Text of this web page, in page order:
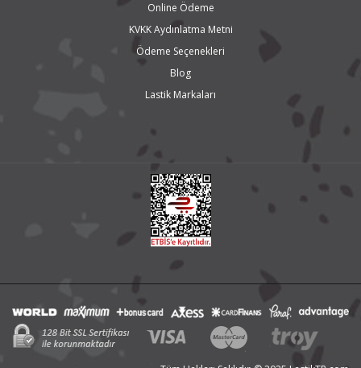
Online Ödeme
KVKK Aydınlatma Metni
Ödeme Seçenekleri
Blog
Lastik Markaları